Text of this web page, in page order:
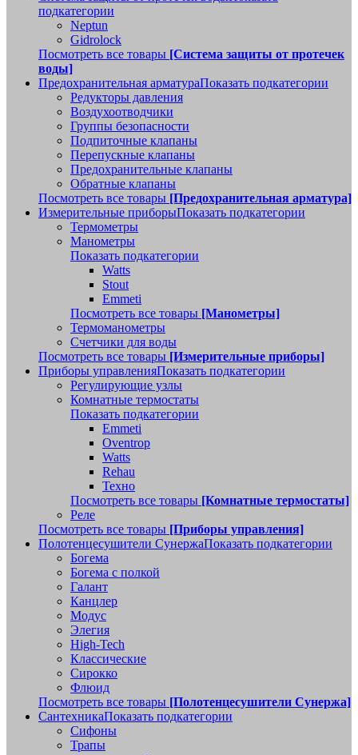
подкатегории
Neptun
Gidrolock
Посмотреть все товары [Система защиты от протечек
воды]
Предохранительная арматураПоказать подкатегории
Редукторы давления
Воздухоотводчики
Группы безопасности
Подпиточные клапаны
Перепускные клапаны
Предохранительные клапаны
Обратные клапаны
Посмотреть все товары [Предохранительная арматура]
Измерительные приборыПоказать подкатегории
Термометры
Манометры
Показать подкатегории
Watts
Stout
Emmeti
Посмотреть все товары [Манометры]
Термоманометры
Счетчики для воды
Посмотреть все товары [Измерительные приборы]
Приборы управленияПоказать подкатегории
Регулирующие узлы
Комнатные термостаты
Показать подкатегории
Emmeti
Oventrop
Watts
Rehau
Техно
Посмотреть все товары [Комнатные термостаты]
Реле
Посмотреть все товары [Приборы управления]
Полотенцесушители СунержаПоказать подкатегории
Богема
Богема с полкой
Галант
Канцлер
Модус
Элегия
High-Tech
Классические
Сирокко
Флюид
Посмотреть все товары [Полотенцесушители Сунержа]
СантехникаПоказать подкатегории
Сифоны
Трапы